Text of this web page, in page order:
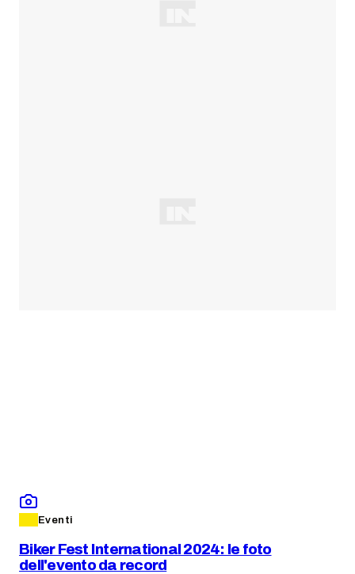
Eventi
Biker Fest International 2024: le foto
dell'evento da record